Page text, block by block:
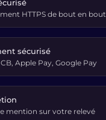
HTTPS de bout en bout
sécurisé
Apple Pay, Google Pay
mention sur votre relevé